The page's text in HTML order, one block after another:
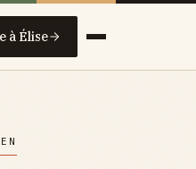
à Élise